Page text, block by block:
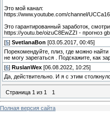
Это мой канал:
https://www.youtube.com/channel/
Это гарантированный заработок,
https://youtu.be/oizuC8EwZZI - прогноз
[5] SvetlanaBon [03.05.2017, 00:45]
Порекомендуйте, плиз, где можно
не могу зарегаться . Подскажите, как
[6] RuslanWex [06.08.2022, 10:25]
Да, действительно. И я с этим
Страница 1 из 1 1
Полная версия сайта